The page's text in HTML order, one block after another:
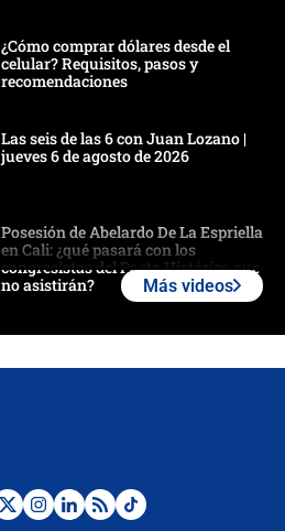
¿Cómo comprar dólares desde el
celular? Requisitos, pasos y
recomendaciones
Las seis de las 6 con Juan Lozano |
jueves 6 de agosto de 2026
Posesión de Abelardo De La Espriella
en Cali: ¿qué pasará con los
congresistas del Pacto Histórico que
no asistirán?
¿Por qué De la Espriella gobernará
Más videos